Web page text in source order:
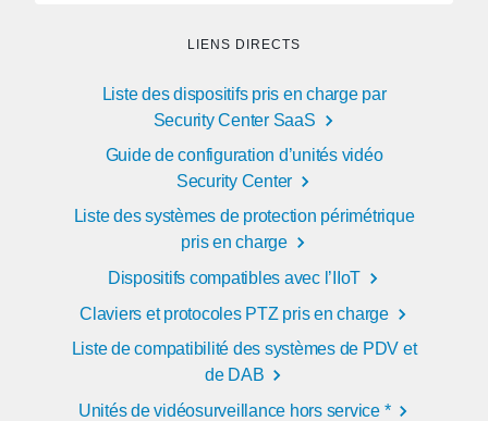
LIENS DIRECTS
Liste des dispositifs pris en charge par
Security Center SaaS
Guide de configuration d’unités vidéo
Security Center
Liste des systèmes de protection périmétrique
pris en charge
Dispositifs compatibles avec l’IIoT
Claviers et protocoles PTZ pris en charge
Liste de compatibilité des systèmes de PDV et
de DAB
Unités de vidéosurveillance hors service *